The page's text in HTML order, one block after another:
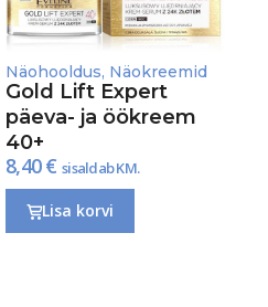
Näohooldus, Näokreemid
Gold Lift Expert
päeva- ja öökreem
40+
8,40€ sisaldab KM.
Lisa korvi